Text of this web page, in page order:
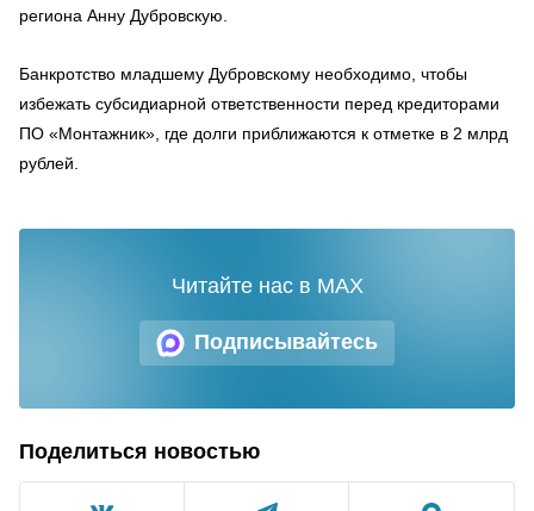
региона Анну Дубровскую.
Банкротство младшему Дубровскому необходимо, чтобы
избежать субсидиарной ответственности перед кредиторами
ПО «Монтажник», где долги приближаются к отметке в 2 млрд
рублей.
Подписывайтесь
Читайте нас в MAX
Поделиться новостью